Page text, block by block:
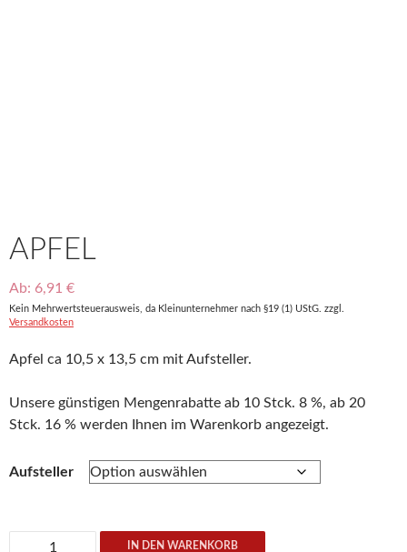
APFEL
Ab: 6,91 €
Kein Mehrwertsteuerausweis, da Kleinunternehmer nach §19 (1) UStG. zzgl.
Versandkosten
Apfel ca 10,5 x 13,5 cm mit Aufsteller.
Unsere günstigen Mengenrabatte ab 10 Stck. 8 %, ab 20
Stck. 16 % werden Ihnen im Warenkorb angezeigt.
Aufsteller
IN DEN WARENKORB